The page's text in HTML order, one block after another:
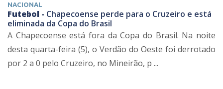
NACIONAL
Futebol - Chapecoense perde para o Cruzeiro e está
eliminada da Copa do Brasil
A Chapecoense está fora da Copa do Brasil. Na noite
desta quarta-feira (5), o Verdão do Oeste foi derrotado
por 2 a 0 pelo Cruzeiro, no Mineirão, p ...